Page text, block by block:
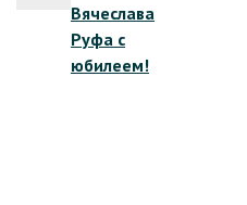
записям
Вячеслава
Руфа с
юбилеем!